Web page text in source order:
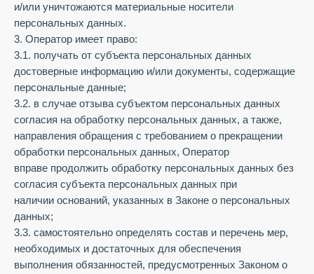
и/или уничтожаются материальные носители
персональных данных.
3. Оператор имеет право:
3.1. получать от субъекта персональных данных
достоверные информацию и/или документы, содержащие
персональные данные;
3.2. в случае отзыва субъектом персональных данных
согласия на обработку персональных данных, а также,
направления обращения с требованием о прекращении
обработки персональных данных, Оператор
вправе продолжить обработку персональных данных без
согласия субъекта персональных данных при
наличии оснований, указанных в Законе о персональных
данных;
3.3. самостоятельно определять состав и перечень мер,
необходимых и достаточных для обеспечения
выполнения обязанностей, предусмотренных Законом о